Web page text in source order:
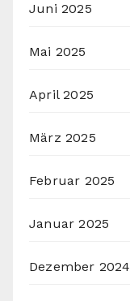
Juni 2025
Mai 2025
April 2025
März 2025
Februar 2025
Januar 2025
Dezember 2024